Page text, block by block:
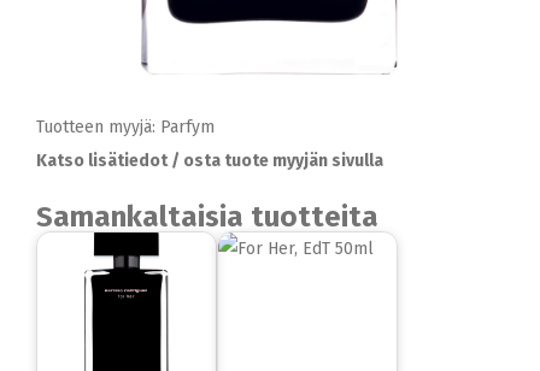
Tuotteen myyjä: Parfym
Katso lisätiedot / osta tuote myyjän sivulla
Samankaltaisia tuotteita